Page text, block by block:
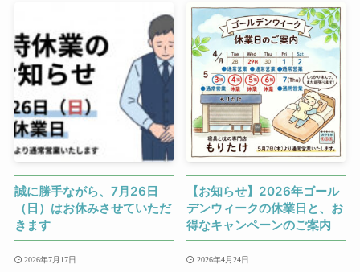
誠に勝手ながら、7月26日
（日）はお休みさせていただ
きます
2026年7月17日
【お知らせ】2026年ゴール
デンウィークの休業日と、お
得なキャンペーンのご案内
2026年4月24日